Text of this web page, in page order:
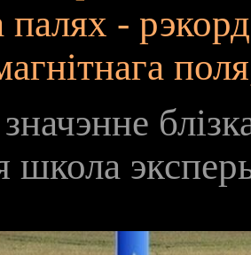
палях -
школа